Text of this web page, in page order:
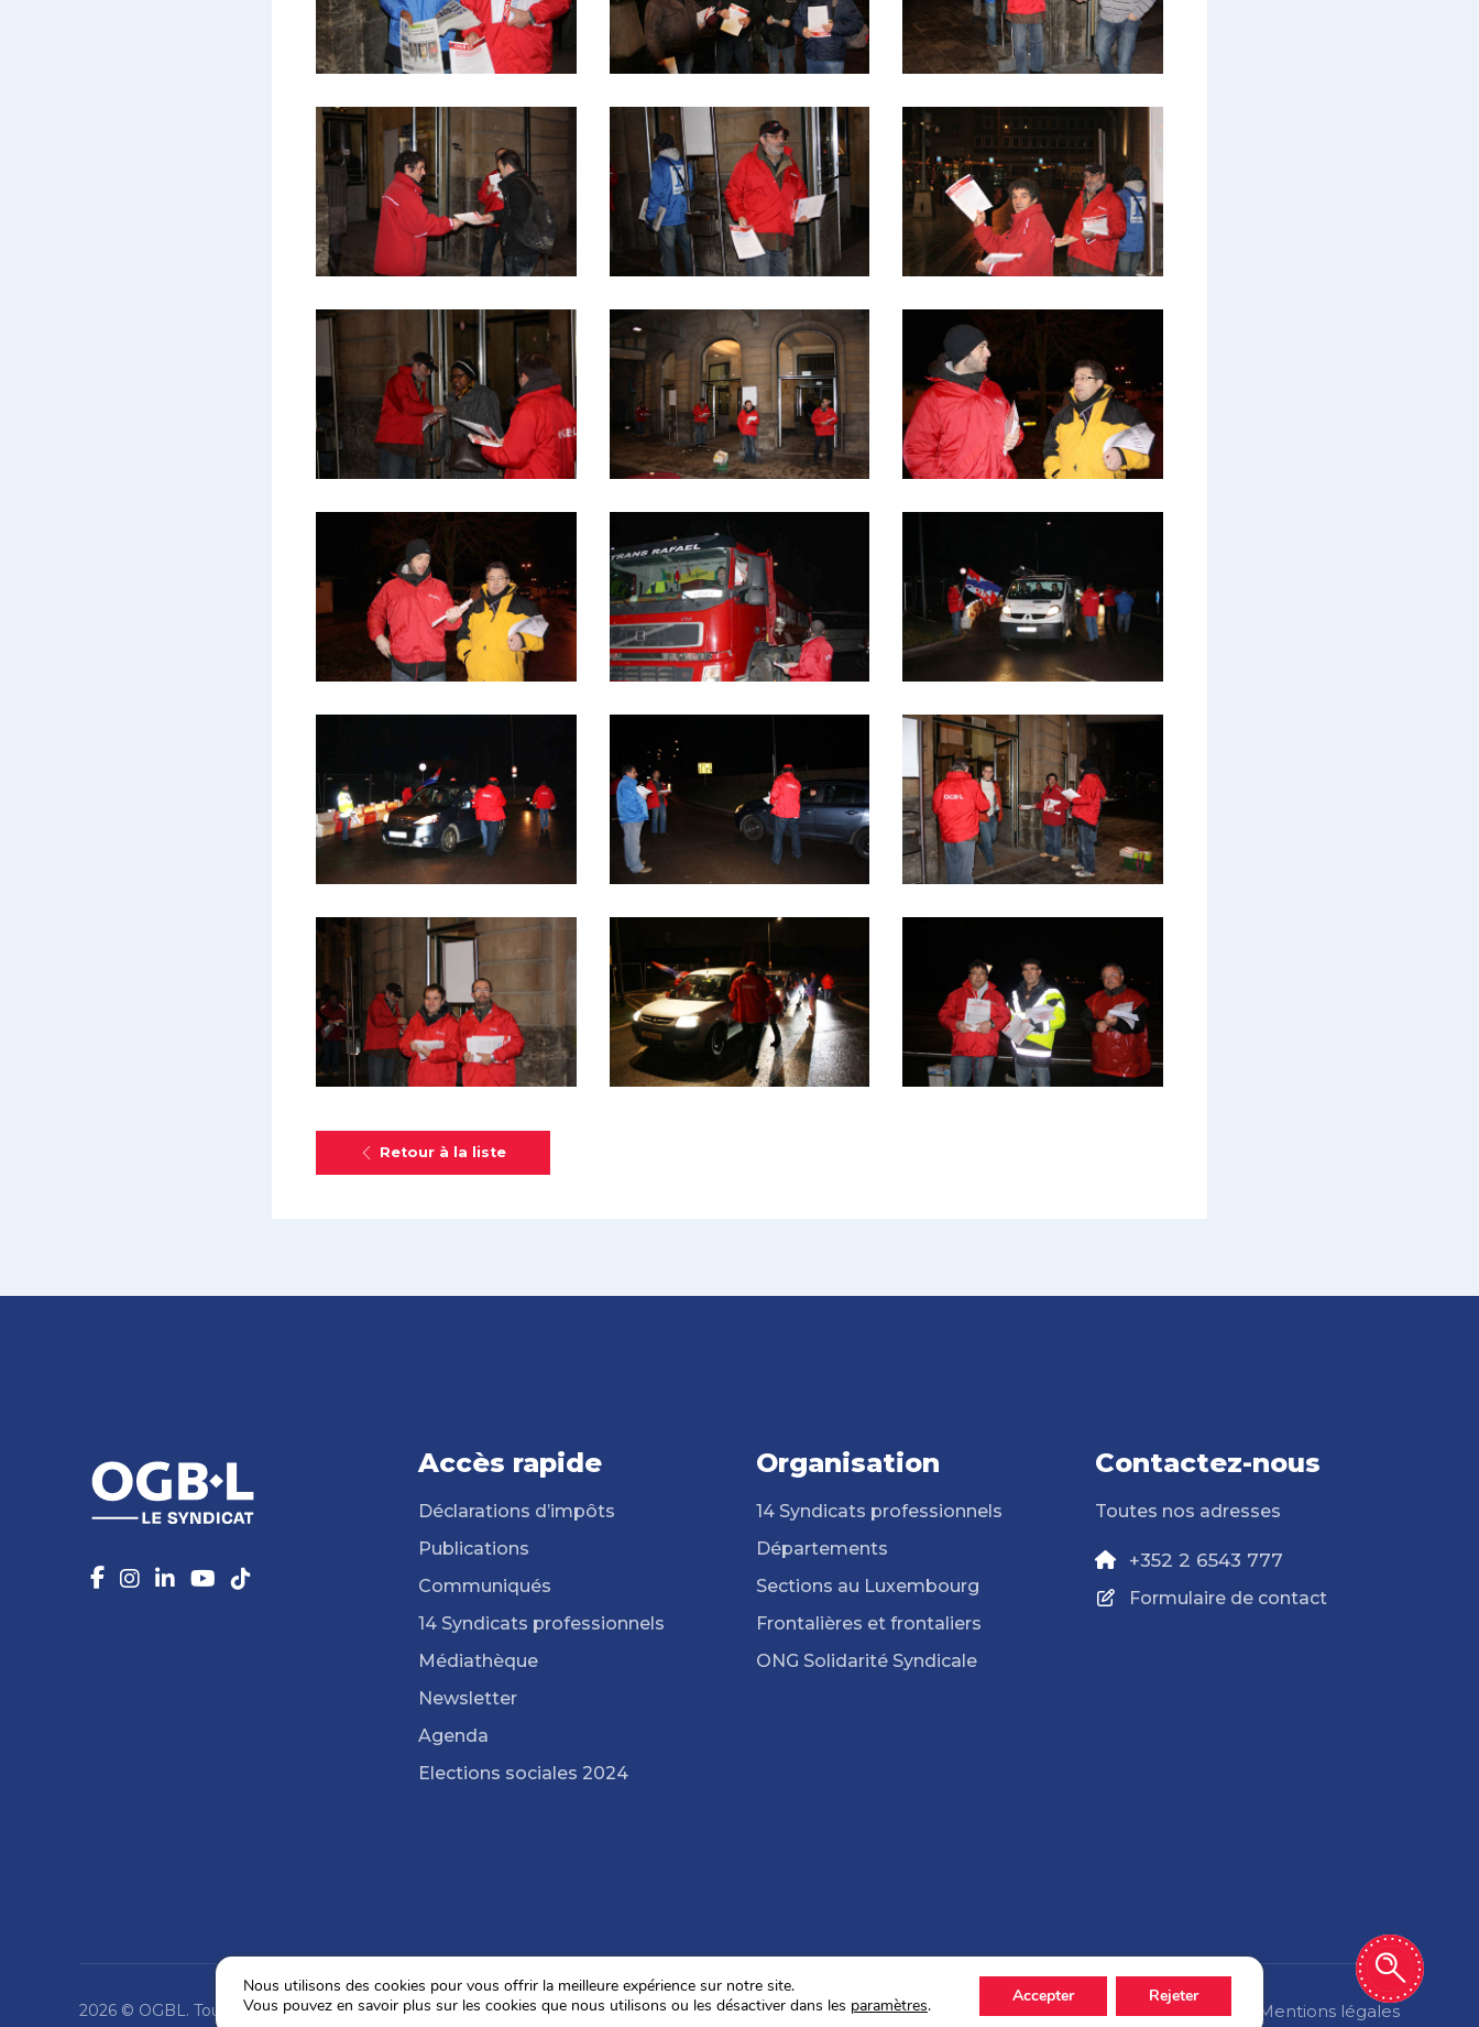
Retour à la liste
Accès rapide
Déclarations d’impôts
Publications
Communiqués
14 Syndicats professionnels
Médiathèque
Newsletter
Agenda
Elections sociales 2024
Organisation
14 Syndicats professionnels
Départements
Sections au Luxembourg
Frontalières et frontaliers
ONG Solidarité Syndicale
Contactez-nous
Toutes nos adresses
+352 2 6543 777
Formulaire de contact
Politique de confidentialité Mentions légales
2026 © OGBL. Tous droits réservés.
Nous utilisons des cookies pour vous offrir la meilleure expérience sur notre site.
Vous pouvez en savoir plus sur les cookies que nous utilisons ou les désactiver dans les paramètres. Accepter Rejeter